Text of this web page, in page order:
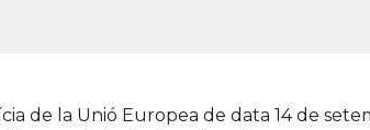
de la Unió Europea de data 14 de